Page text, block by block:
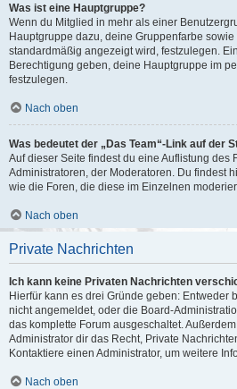
Was ist eine Hauptgruppe?
Wenn du Mitglied in mehr als einer
Hauptgruppe dazu, deine Gruppenfarbe
standardmäßig angezeigt wird, festzulegen.
Berechtigung geben, deine Hauptgruppe im
festzulegen.
Nach oben
Was bedeutet der „Das Team“-Link auf der
Auf dieser Seite findest du eine Auflistung des
Administratoren, der Moderatoren. Du findest
wie die Foren, die diese im Einzelnen
Nach oben
Private Nachrichten
Ich kann keine Privaten Nachrichten
Hierfür kann es drei Gründe geben: Entweder
nicht angemeldet, oder die Board-
das komplette Forum ausgeschaltet.
Administrator dir das Recht, Private
Kontaktiere einen Administrator, um weitere
Nach oben